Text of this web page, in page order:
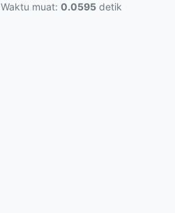
Waktu muat: 0.0595 detik